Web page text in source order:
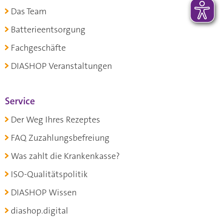
Das Team
Batterieentsorgung
Fachgeschäfte
DIASHOP Veranstaltungen
Service
Der Weg Ihres Rezeptes
FAQ Zuzahlungsbefreiung
Was zahlt die Krankenkasse?
ISO-Qualitätspolitik
DIASHOP Wissen
diashop.digital